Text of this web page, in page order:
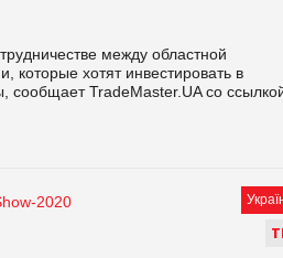
между областной
которые хотят инвестировать в
сообщает TradeMaster.UA со
Т
2020